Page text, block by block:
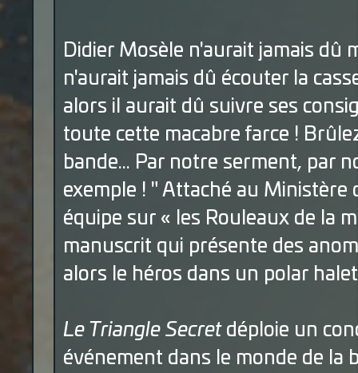
Didier Mosèle n'aurait jamais dû
n'aurait jamais dû écouter la
alors il aurait dû suivre ses
toute cette macabre farce !
bande... Par notre serment, par
exemple ! " Attaché au Ministère
équipe sur « les Rouleaux de la
manuscrit qui présente des
alors le héros dans un polar
Le Triangle Secretdéploie un
événement dans le monde de la